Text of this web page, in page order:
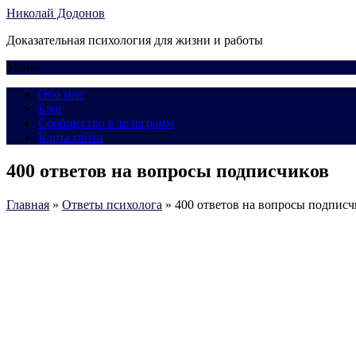
Николай Додонов
Доказательная психология для жизни и работы
Меню
Обо мне
Блог
Сообщество в телеграмм
Карта сайта
400 ответов на вопросы подписчиков
Главная » Ответы психолога » 400 ответов на вопросы